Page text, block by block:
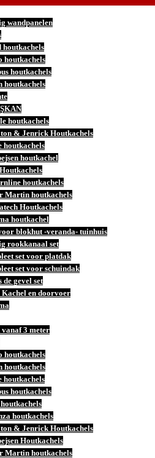
wandpanelen
houtkachels
houtkachels
houtkachels
houtkachels
& Jenrick Houtkachels
houtkachels
houtkachel
houtkachels
Martin houtkachels
Houtkachels
houtkachel
blokhut -veranda- tuinhuis
rookkanaal set
set voor platdak
set voor schuindak
de gevel set
Kachel en doorvoer
vanaf 3 meter
houtkachels
houtkachels
houtkachels
houtkachels
houtkachels
& Jenrick Houtkachels
Houtkachels
Martin houtkachels